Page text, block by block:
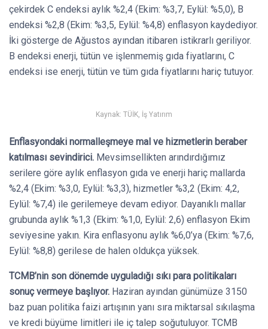
çekirdek C endeksi aylık %2,4 (Ekim: %3,7, Eylül: %5,0), B
endeksi %2,8 (Ekim: %3,5, Eylül: %4,8) enflasyon kaydediyor.
İki gösterge de Ağustos ayından itibaren istikrarlı geriliyor.
B endeksi enerji, tütün ve işlenmemiş gıda fiyatlarını, C
endeksi ise enerji, tütün ve tüm gıda fiyatlarını hariç tutuyor.
Kaynak: TÜİK, İş Yatırım
Enflasyondaki normalleşmeye mal ve hizmetlerin beraber
katılması sevindirici. Mevsimsellikten arındırdığımız
serilere göre aylık enflasyon gıda ve enerji hariç mallarda
%2,4 (Ekim: %3,0, Eylül: %3,3), hizmetler %3,2 (Ekim: 4,2,
Eylül: %7,4) ile gerilemeye devam ediyor. Dayanıklı mallar
grubunda aylık %1,3 (Ekim: %1,0, Eylül: 2,6) enflasyon Ekim
seviyesine yakın. Kira enflasyonu aylık %6,0’ya (Ekim: %7,6,
Eylül: %8,8) gerilese de halen oldukça yüksek.
TCMB’nin son dönemde uyguladığı sıkı para politikaları
sonuç vermeye başlıyor. Haziran ayından günümüze 3150
baz puan politika faizi artışının yanı sıra miktarsal sıkılaşma
ve kredi büyüme limitleri ile iç talep soğutuluyor. TCMB